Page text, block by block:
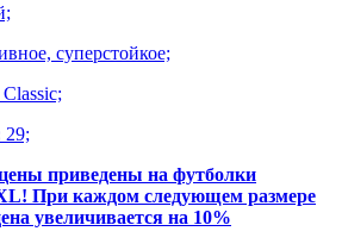
суперстойкое;
29;
приведены на футболки
При каждом следующем размере
увеличивается на 10%